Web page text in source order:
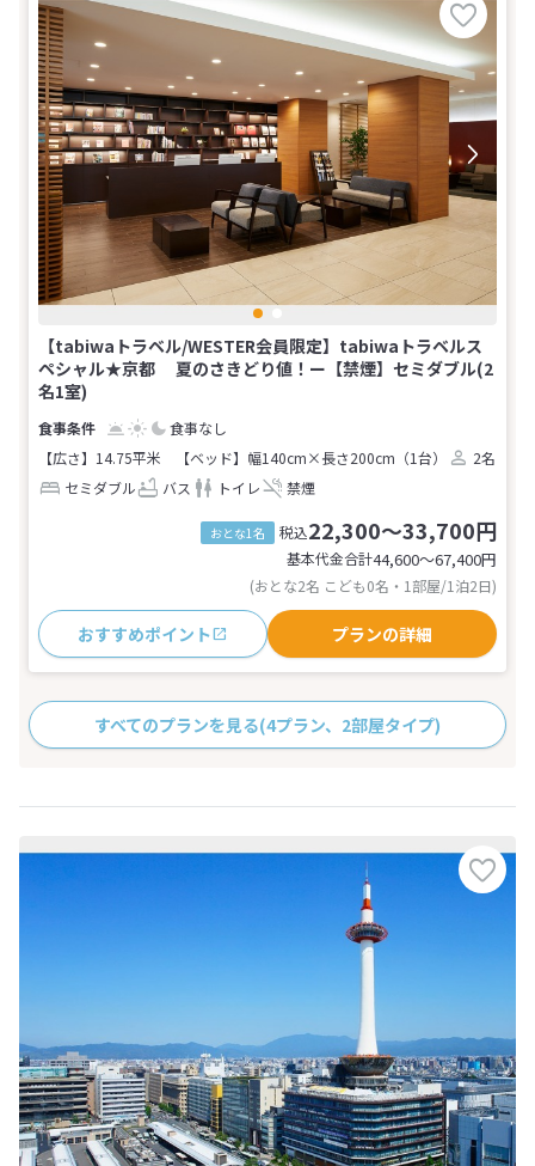
【tabiwaトラベル/WESTER会員限定】tabiwaトラベルス
ペシャル★京都 夏のさきどり値！ー【禁煙】セミダブル(2
名1室)
食事なし
【広さ】14.75平米
【ベッド】幅140cm×長さ200cm（1台）
2名
セミダブル
バス トイレ 禁煙
おとな1名 税込22,300～33,700円
基本代金合計44,600〜67,400円
(おとな2名 こども0名・1部屋/1泊2日)
おすすめポイント プランの詳細
すべてのプランを見る(4プラン、2部屋タイプ)